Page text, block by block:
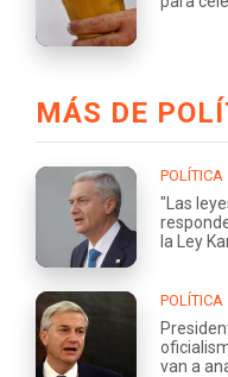
MÁS DE
POLÍTICA
"Las
la Ley
POLÍTICA
van a